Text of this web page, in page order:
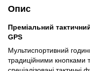
Опис
Преміальний
GPS
Мультиспортивний
традиційними кнопками